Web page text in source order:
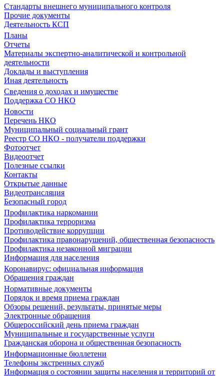
Стандарты внешнего муниципального контроля
Прочие документы
Деятельность КСП
Планы
Отчеты
Материалы экспертно-аналитической и контрольной
деятельности
Доклады и выступления
Иная деятельность
Сведения о доходах и имуществе
Поддержка СО НКО
Новости
Перечень НКО
Муниципальный социальный грант
Реестр СО НКО - получатели поддержки
Фотоотчет
Видеоотчет
Полезные ссылки
Контакты
Открытые данные
Видеотрансляция
Безопасный город
Профилактика наркомании
Профилактика терроризма
Противодействие коррупции
Профилактика правонарушений, общественная безопасность
Профилактика незаконной миграции
Информация для населения
Коронавирус: официальная информация
Обращения граждан
Нормативные документы
Порядок и время приема граждан
Обзоры решений, результаты, принятые меры
Электронные обращения
Общероссийский день приема граждан
Муниципальные и государственные услуги
Гражданская оборона и общественная безопасность
Информационные бюллетени
Телефоны экстренных служб
Информация о состоянии защиты населения и территорий от